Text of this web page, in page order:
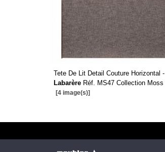
Tete De Lit Detail Couture Horizontal -
Labarère Réf. MS47 Collection Moss
[4 image(s)]